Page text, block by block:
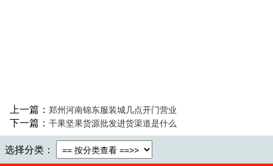
上一篇： 郑州河南锦东服装城几点开门营业
下一篇： 干果坚果货源批发进货渠道是什么
选择分类：